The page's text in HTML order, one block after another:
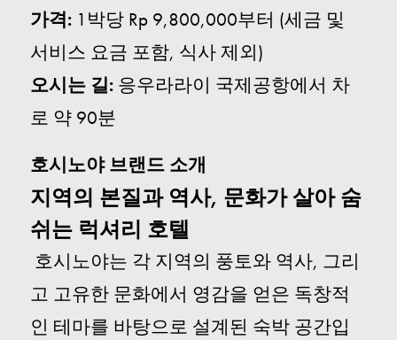
가격:1박당 Rp 9,800,000부터 (세금 및
서비스 요금 포함, 식사 제외)
오시는 길:응우라라이 국제공항에서 차
로 약 90분
호시노야 브랜드 소개
지역의 본질과 역사, 문화가 살아 숨
쉬는 럭셔리 호텔
호시노야는 각 지역의 풍토와 역사, 그리
고 고유한 문화에서 영감을 얻은 독창적
인 테마를 바탕으로 설계된 숙박 공간입